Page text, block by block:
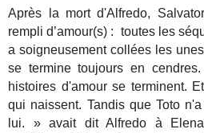
Après la mort d'Alfredo,
rempli d’amour(s) : toutes les
a soigneusement collées les
se termine toujours en
histoires d'amour se terminent.
qui naissent. Tandis que Toto
lui. » avait dit Alfredo à